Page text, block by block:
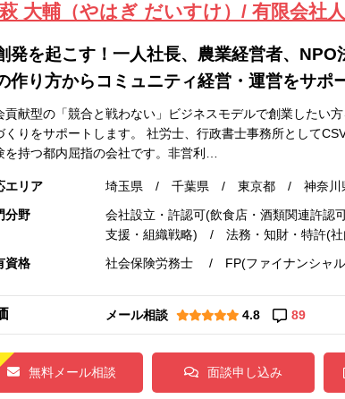
大輔（やはぎ だいすけ）/ 有限会社
発を起こす！一人社長、農業経営者、
作り方からコミュニティ経営・運営をサポ
貢献型の「競合と戦わない」ビジネスモデルで創業したい
くりをサポートします。 社労士、行政書士事務所として
を持つ都内屈指の会社です。非営利…
エリア
埼玉県 / 千葉県 / 東京都 / 神奈川
分野
会社設立・許認可(飲食店・酒類関連許
支援・組織戦略) / 法務・知財・特許(社
資格
社会保険労務士 / FP(ファイナンシャ
メール相談 4.8 89
無料メール相談 面談申し込み